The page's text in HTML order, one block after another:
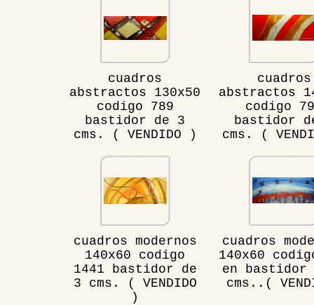
cuadros
abstractos 130x50
codigo 789
bastidor de 3
cms. ( VENDIDO )
cuadros
abstractos
codigo
bastidor
cms. (
cuadros modernos
140x60 codigo
1441 bastidor de
3 cms. ( VENDIDO
)
cuadros
140x60
en bastidor
cms..(